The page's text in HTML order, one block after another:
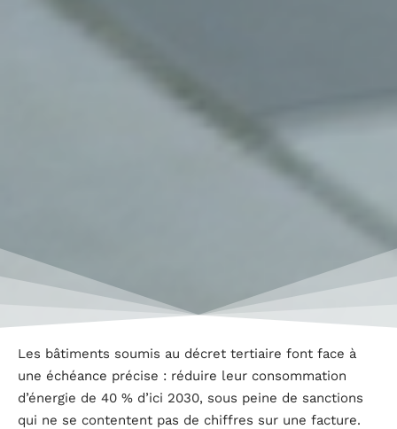
Les bâtiments soumis au décret tertiaire font face à
une échéance précise : réduire leur consommation
d’énergie de 40 % d’ici 2030, sous peine de sanctions
qui ne se contentent pas de chiffres sur une facture.